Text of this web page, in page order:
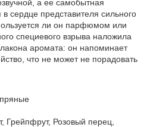
а ее самобытная
в сердце представителя сильного
ли он парфюмом или
специевого взрыва наложила
аромата: он напоминает
что не может не порадовать
Грейпфрут, Розовый перец,